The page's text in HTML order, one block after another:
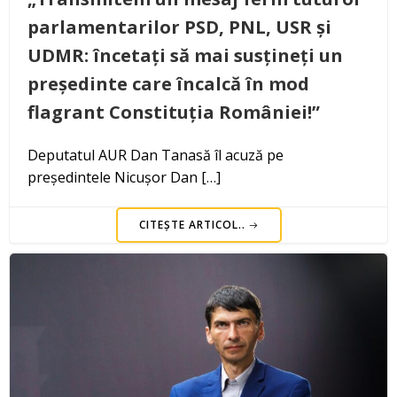
parlamentarilor PSD, PNL, USR și
UDMR: încetați să mai susțineți un
președinte care încalcă în mod
flagrant Constituția României!”
Deputatul AUR Dan Tanasă îl acuză pe
președintele Nicușor Dan […]
CITEȘTE ARTICOL..